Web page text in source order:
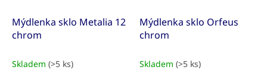
Mýdlenka sklo Metalia 12
chrom
Skladem (>5 ks)
Mýdlenka sklo Orfeus
chrom
Skladem (>5 ks)